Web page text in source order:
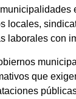
locales,
laborales con
que